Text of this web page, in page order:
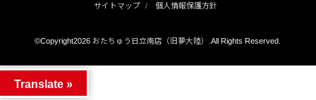
サイトマップ 個人情報保護方針
©Copyright2026 おたちゅう日立南店（旧夢大陸） .All Rights Reserved.
Translate »